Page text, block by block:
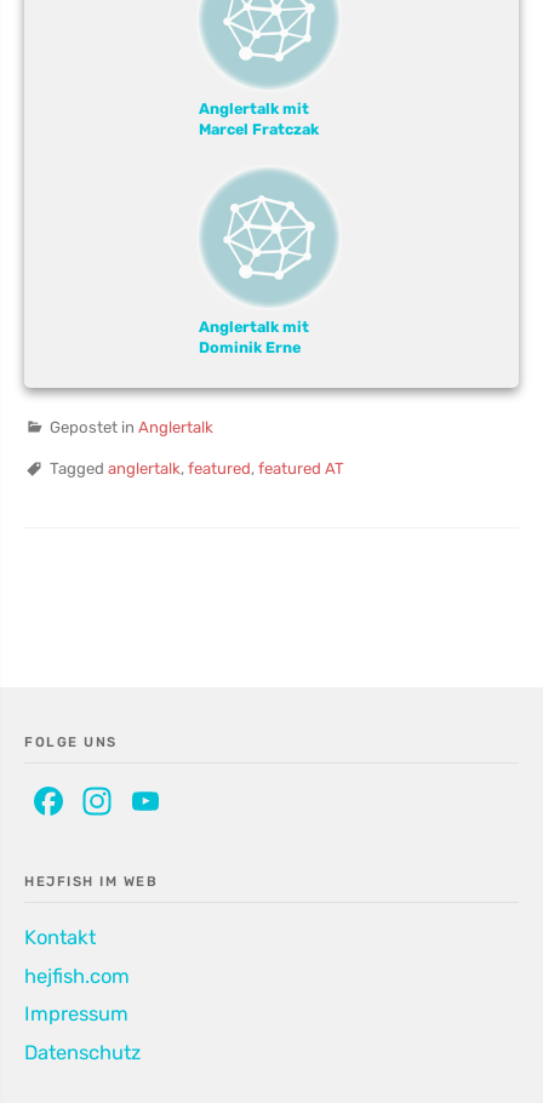
Anglertalk mit
Marcel Fratczak
Anglertalk mit
Dominik Erne
Gepostet in Anglertalk
Tagged anglertalk, featured, featured AT
FOLGE UNS
Facebook
Instagram
HEJFISH IM WEB
Kontakt
hejfish.com
Impressum
Datenschutz